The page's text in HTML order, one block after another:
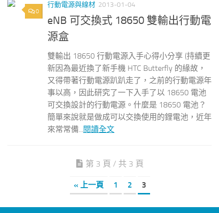
0
行動電源與線材 2013-01-04
eNB 可交換式 18650 雙輸出行動電
源盒
雙輸出 18650 行動電源入手心得小分享 (持續更
新因為最近換了新手機 HTC Butterfly 的緣故，
又得帶著行動電源趴趴走了，之前的行動電源年
事以高，因此研究了一下入手了以 18650 電池
可交換設計的行動電源。什麼是 18650 電池？
簡單來說就是做成可以交換使用的鋰電池，近年
來常常備...閱讀全文
第 3 頁 / 共 3 頁
« 上一頁 1 2 3